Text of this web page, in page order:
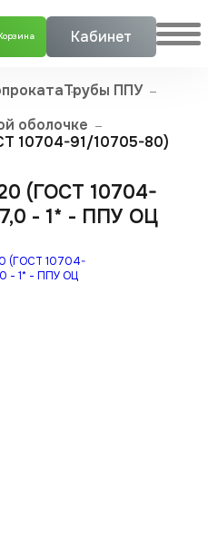
Корзина Кабинет
Трубы ППУ
оболочке
10704-91/10705-80)
(ГОСТ 10704-
- 1* - ППУ ОЦ